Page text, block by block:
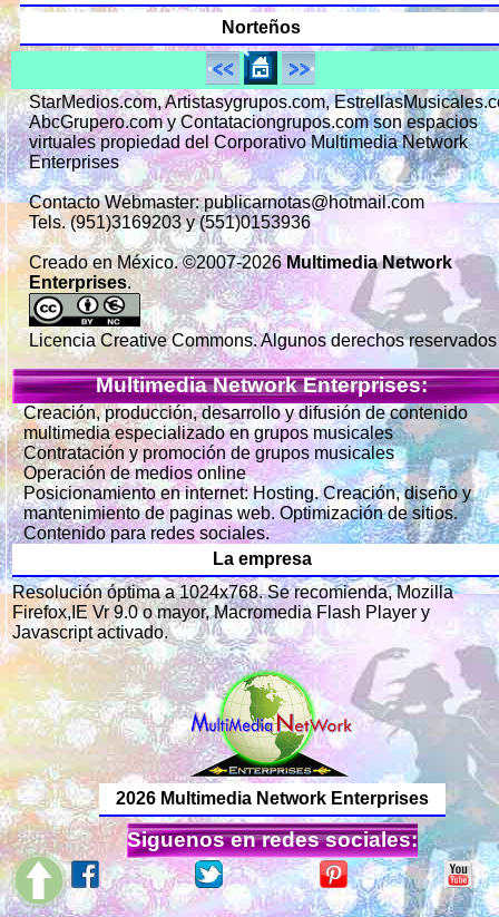
Norteños
StarMedios.com, Artistasygrupos.com,
AbcGrupero.com y Contataciongrupos.com son espacios
virtuales propiedad del Corporativo Multimedia Network
Enterprises
Contacto Webmaster: publicarnotas@hotmail.com
Tels. (951)3169203 y (551)0153936
Creado en México. ©2007-2026 Multimedia Network
Enterprises.
Licencia Creative Commons. Algunos derechos reservados
Multimedia Network Enterprises:
Creación, producción, desarrollo y difusión de contenido
multimedia especializado en grupos musicales
Contratación y promoción de grupos musicales
Operación de medios online
Posicionamiento en internet: Hosting. Creación, diseño y
mantenimiento de paginas web. Optimización de sitios.
Contenido para redes sociales.
La empresa
Resolución óptima a 1024x768. Se recomienda, Mozilla
Firefox,IE Vr 9.0 o mayor, Macromedia Flash Player y
Javascript activado.
2026 Multimedia Network Enterprises
Siguenos en redes sociales: